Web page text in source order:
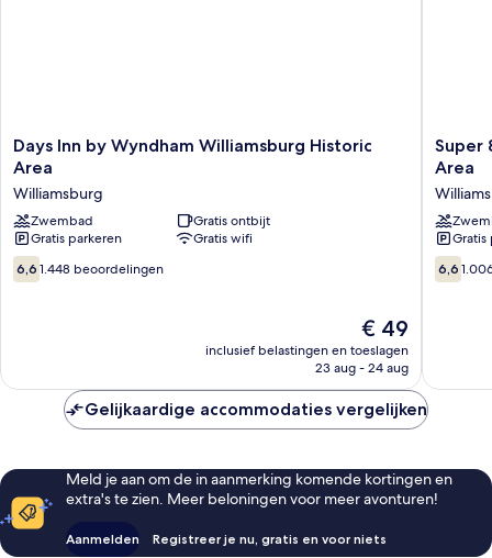
Days
Inn
Wyndham
Williamsburg
Historic
Area
Williamsburg
Days Inn by Wyndham Williamsburg Historic
Area
Williamsburg
Zwembad
Gratis ontbijt
Gratis parkeren
Gratis wifi
6.6
van
6,6 1.448 beoordelingen
De
prijs
is
€ 49
inclusief belastingen en toeslagen
23 aug - 24 aug
Super
8
Area
Super
Area
Gratis
6.6
van
6,6
Gelijkaardige accommodaties vergelijken
Meld je aan om de in aanmerking komende kortingen en
extra's te zien. Meer beloningen voor meer avonturen!
Aanmelden Registreer je nu, gratis en voor niets